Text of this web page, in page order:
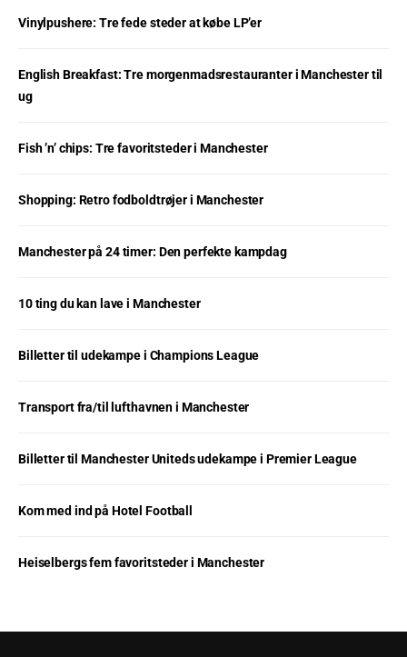
Vinylpushere: Tre fede steder at købe LP’er
English Breakfast: Tre morgenmadsrestauranter i Manchester til
ug
Fish ’n’ chips: Tre favoritsteder i Manchester
Shopping: Retro fodboldtrøjer i Manchester
Manchester på 24 timer: Den perfekte kampdag
10 ting du kan lave i Manchester
Billetter til udekampe i Champions League
Transport fra/til lufthavnen i Manchester
Billetter til Manchester Uniteds udekampe i Premier League
Kom med ind på Hotel Football
Heiselbergs fem favoritsteder i Manchester